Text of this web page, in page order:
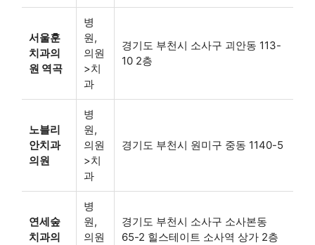
서울훈
치과의
원 역곡
병
원,
의원
>치
과
경기도 부천시 소사구 괴안동 113-
10 2층
노블리
안치과
의원
병
원,
의원
>치
과
경기도 부천시 원미구 중동 1140-5
연세숲
치과의
병
원,
의원
경기도 부천시 소사구 소사본동
65-2 힐스테이트 소사역 상가 2층